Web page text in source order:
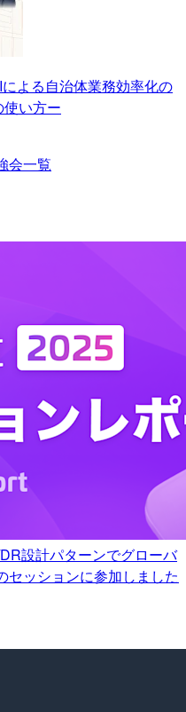
よる自治体業務効率化の
い方ー
会一覧
設計パターンでグローバ
セッションに参加しました